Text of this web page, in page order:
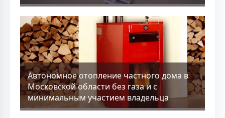
Aвтономное отопление частного дома в
Московской области без газа и с
минимальным участием владельца